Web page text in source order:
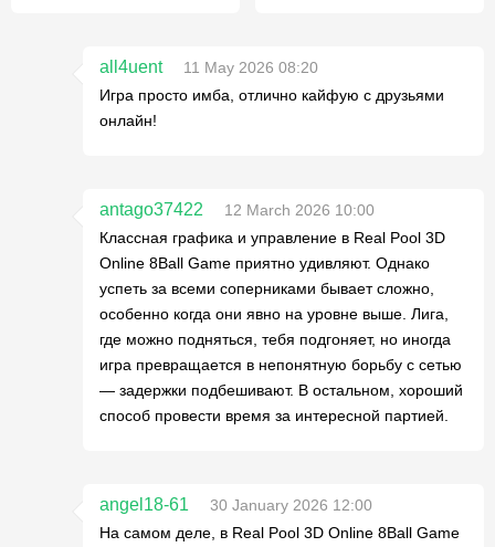
all4uent
11 May 2026 08:20
Игра просто имба, отлично кайфую с друзьями
онлайн!
antago37422
12 March 2026 10:00
Классная графика и управление в Real Pool 3D
Online 8Ball Game приятно удивляют. Однако
успеть за всеми соперниками бывает сложно,
особенно когда они явно на уровне выше. Лига,
где можно подняться, тебя подгоняет, но иногда
игра превращается в непонятную борьбу с сетью
— задержки подбешивают. В остальном, хороший
способ провести время за интересной партией.
angel18-61
30 January 2026 12:00
На самом деле, в Real Pool 3D Online 8Ball Game